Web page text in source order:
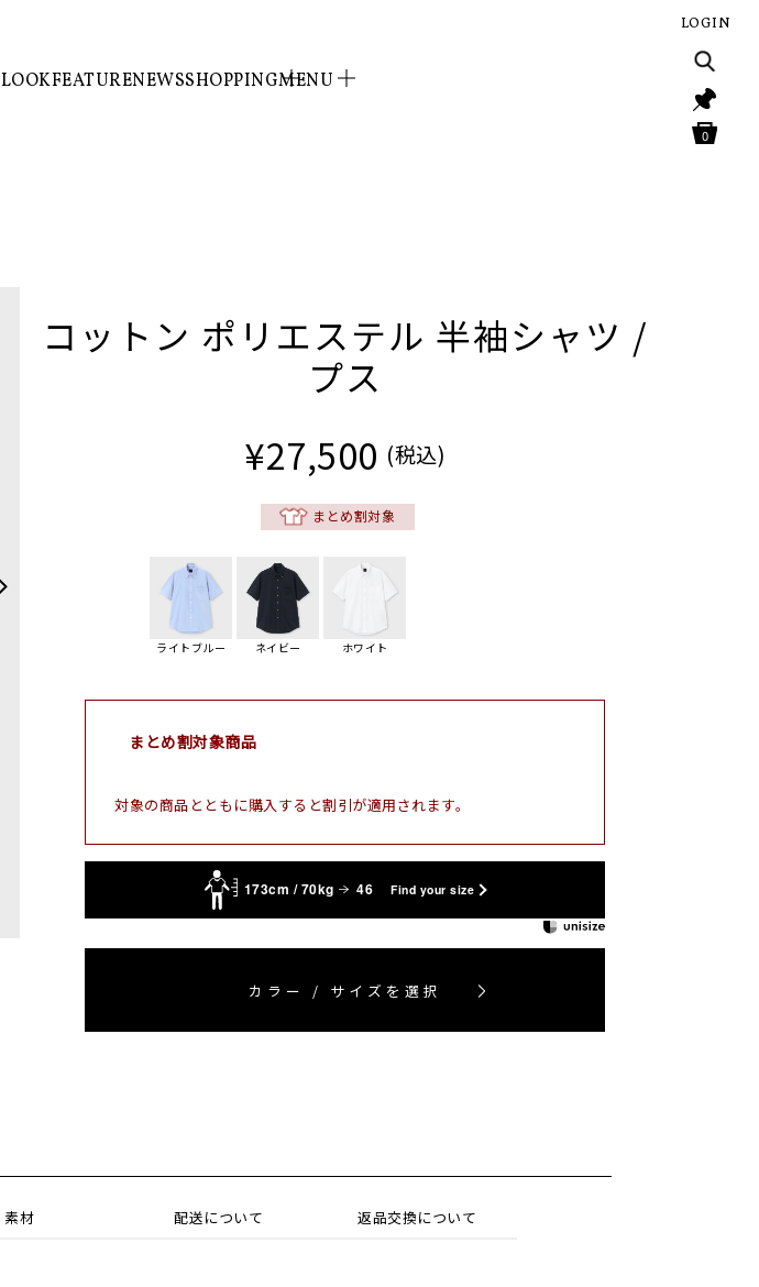
LOOKFEATURENEWSSHOPPINGMENU
LOGIN
0
コットン ポリエステル 半袖シャツ /
プス
¥27,500 (税込)
まとめ割対象
ライトブルー ネイビー ホワイト
まとめ割対象商品
対象の商品とともに購入すると割引が適用されます。
173cm / 70kg 46 Find your size
カラー / サイズを選択
素材 配送について 返品交換について